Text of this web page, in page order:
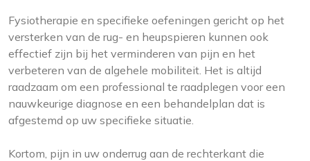
Fysiotherapie en specifieke oefeningen gericht op het
versterken van de rug- en heupspieren kunnen ook
effectief zijn bij het verminderen van pijn en het
verbeteren van de algehele mobiliteit. Het is altijd
raadzaam om een professional te raadplegen voor een
nauwkeurige diagnose en een behandelplan dat is
afgestemd op uw specifieke situatie.
Kortom, pijn in uw onderrug aan de rechterkant die